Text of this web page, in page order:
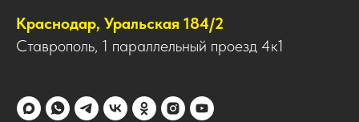
Краснодар, Уральская 184/2
Ставрополь, 1 параллельный проезд 4к1